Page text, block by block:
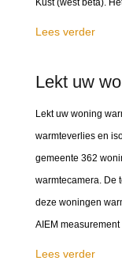
Kust (west beta).
Lees verder
Lekt uw
Lekt uw woning
warmteverlies en
gemeente 362
warmtecamera. De
deze woningen
AIEM measurement
Lees verder